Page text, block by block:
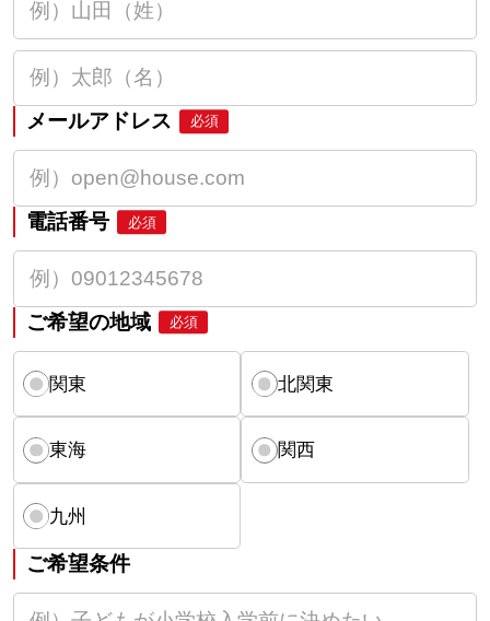
メールアドレス 必須
電話番号 必須
ご希望の地域 必須
関東 北関東
東海 関西
九州
ご希望条件